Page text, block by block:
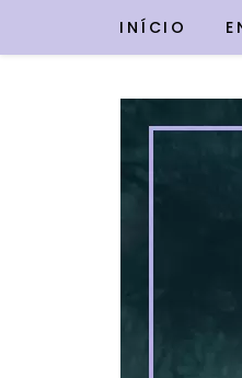
INÍCIO